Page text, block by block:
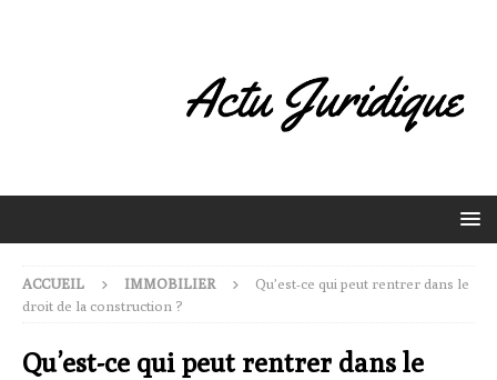
ACCUEIL IMMOBILIER
Qu’est-ce qui peut rentrer dans le
droit de la construction ?
Qu’est-ce qui peut rentrer dans le